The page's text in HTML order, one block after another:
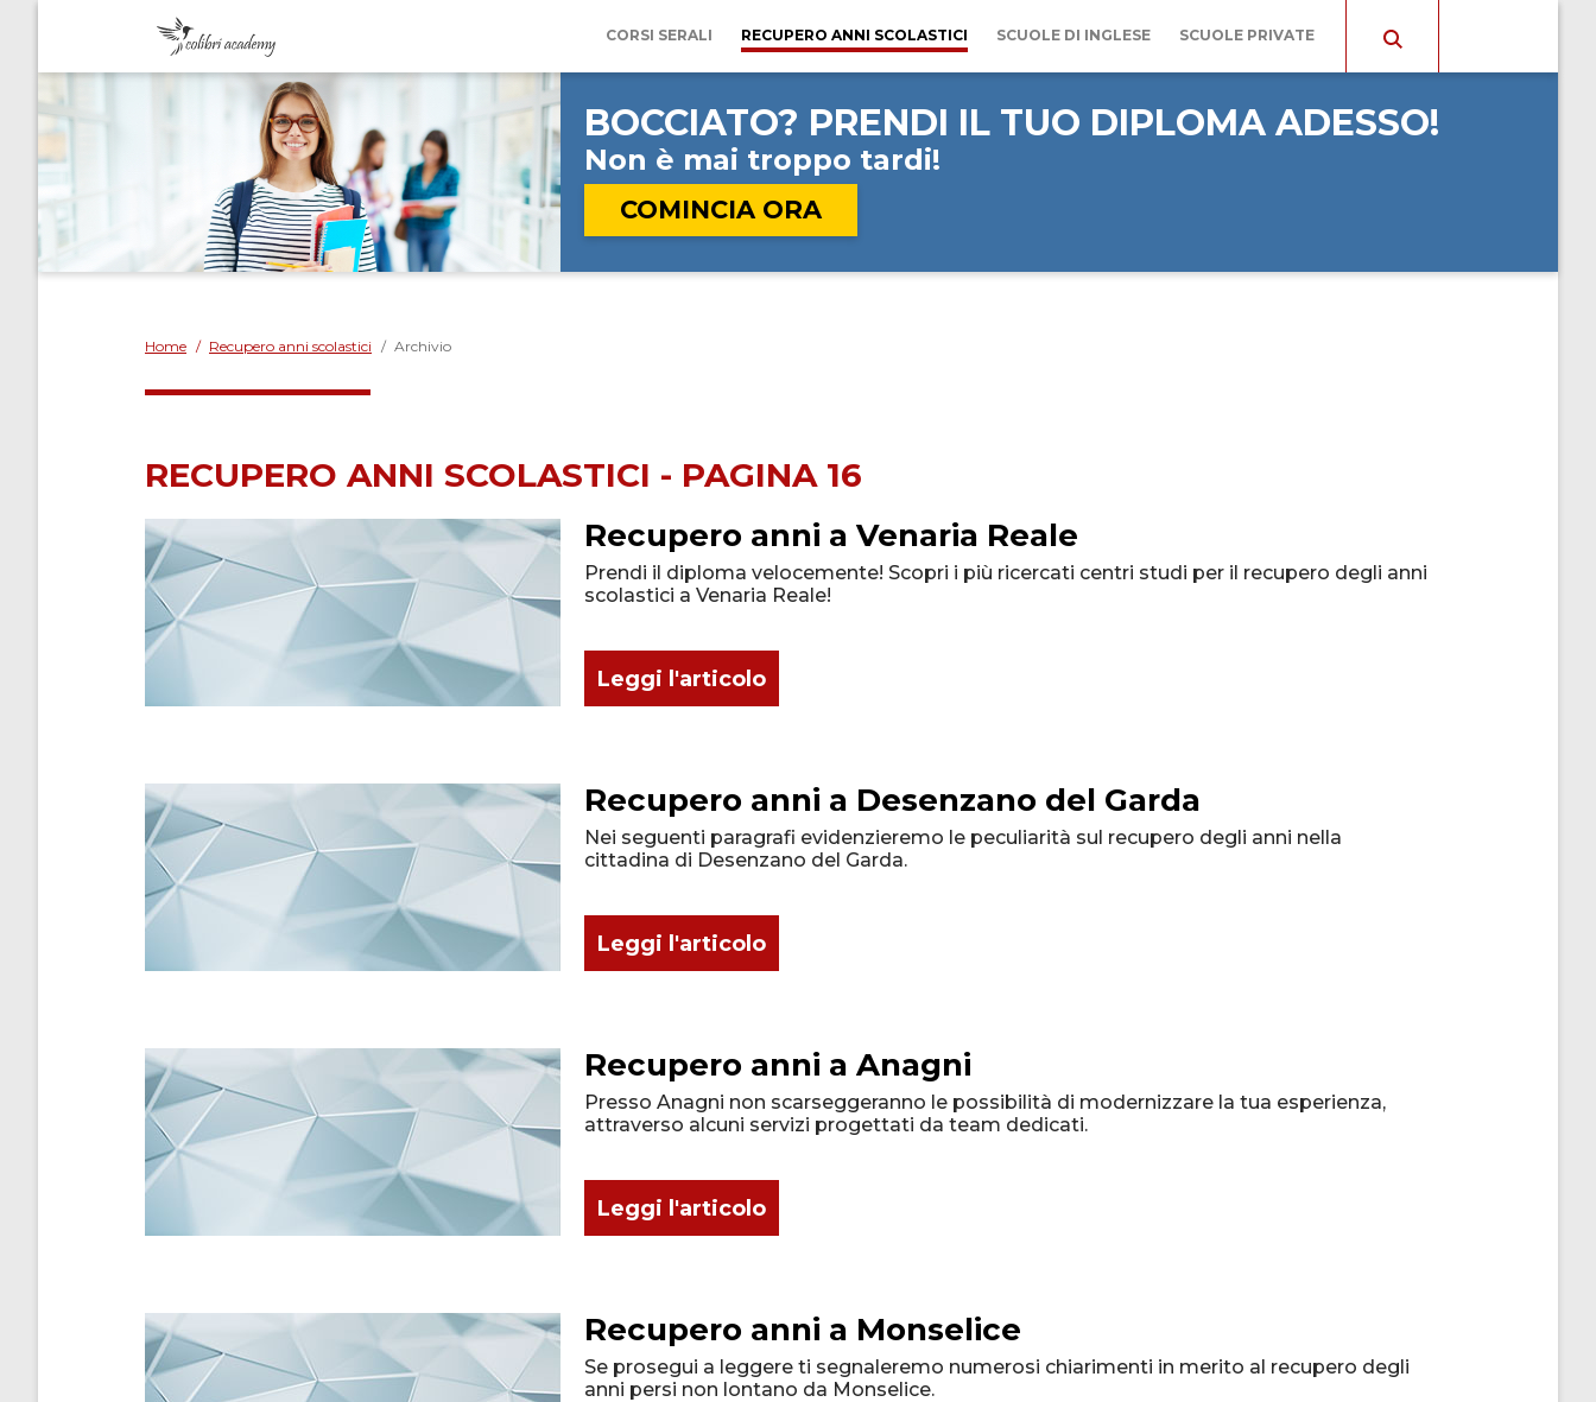
CORSI SERALI RECUPERO ANNI SCOLASTICI SCUOLE DI INGLESE SCUOLE PRIVATE
BOCCIATO? PRENDI IL TUO DIPLOMA ADESSO!
Non è mai troppo tardi!
COMINCIA ORA
Home / Recupero anni scolastici / Archivio
RECUPERO ANNI SCOLASTICI - PAGINA 16
Recupero anni a Venaria Reale
Prendi il diploma velocemente! Scopri i più ricercati centri studi per il recupero degli anni
scolastici a Venaria Reale!
Leggi l'articolo
Recupero anni a Desenzano del Garda
Nei seguenti paragrafi evidenzieremo le peculiarità sul recupero degli anni nella
cittadina di Desenzano del Garda.
Leggi l'articolo
Recupero anni a Anagni
Presso Anagni non scarseggeranno le possibilità di modernizzare la tua esperienza,
attraverso alcuni servizi progettati da team dedicati.
Leggi l'articolo
Recupero anni a Monselice
Se prosegui a leggere ti segnaleremo numerosi chiarimenti in merito al recupero degli
anni persi non lontano da Monselice.
COMPILA IL FORMSENZA IMPEGNO!